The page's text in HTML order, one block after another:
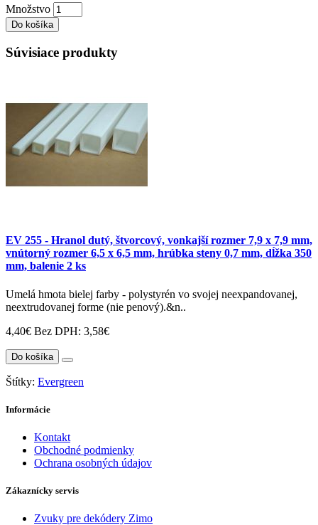
Množstvo
Do košíka
Súvisiace produkty
EV 255 - Hranol dutý, štvorcový, vonkajší rozmer 7,9 x 7,9 mm,
vnútorný rozmer 6,5 x 6,5 mm, hrúbka steny 0,7 mm, dĺžka 350
mm, balenie 2 ks
Umelá hmota bielej farby - polystyrén vo svojej neexpandovanej,
neextrudovanej forme (nie penový).&n..
4,40€ Bez DPH: 3,58€
Do košíka
Štítky: Evergreen
Informácie
Kontakt
Obchodné podmienky
Ochrana osobných údajov
Zákaznícky servis
Zvuky pre dekódery Zimo